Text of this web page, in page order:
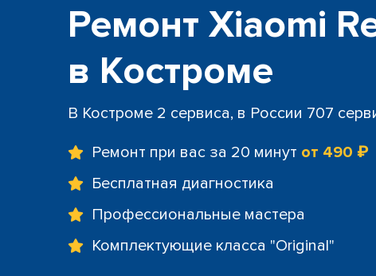
Ремонт Xiaomi
в Костроме
В Костроме 2 сервиса, в России 707
Ремонт при вас за 20 минут от 490 ₽
Бесплатная диагностика
Профессиональные мастера
Комплектующие класса "Original"